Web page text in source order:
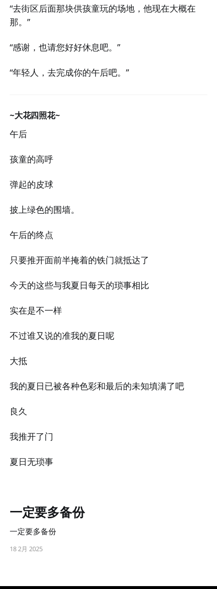
“去街区后面那块供孩童玩的场地，他现在大概在
那。”
“感谢，也请您好好休息吧。”
“年轻人，去完成你的午后吧。”
~大花四照花~
午后
孩童的高呼
弹起的皮球
披上绿色的围墙。
午后的终点
只要推开面前半掩着的铁门就抵达了
今天的这些与我夏日每天的琐事相比
实在是不一样
不过谁又说的准我的夏日呢
大抵
我的夏日已被各种色彩和最后的未知填满了吧
良久
我推开了门
夏日无琐事
一定要多备份
一定要多备份
18 2月 2025